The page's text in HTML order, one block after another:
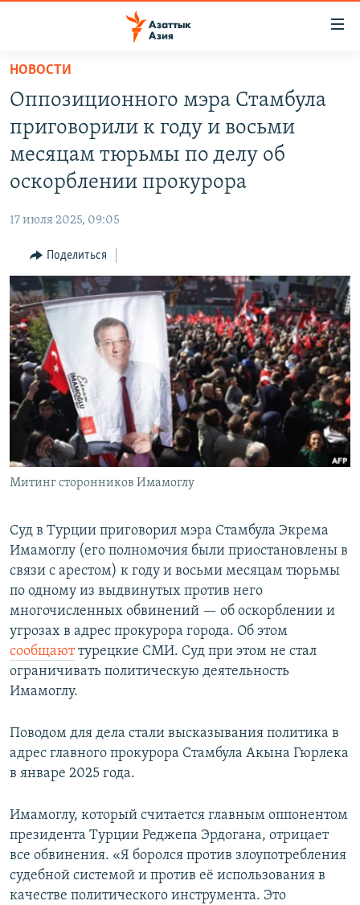
Вернуться
основному
содержанию
Вернутся
главной
Вернутся
поиску
УЗБЕКИСТАН
ВОЙНА В УКРАИНЕ
НА ДРУГИХ ЯЗЫКАХ
ЎЗБЕКЧА
ТОҶИКӢ
TÜRKMENÇE
ПОДПИШИТЕСЬ НА НАС В СОЦСЕТЯХ
Все сайты РСЕ/РС
НОВОСТИ
Оппозиционного мэра Стамбула
приговорили к году и восьми
месяцам тюрьмы по делу об
оскорблении прокурора
17 июля 2025, 09:05
Поделиться
Митинг сторонников Имамоглу
Суд в Турции приговорил мэра Стамбула Экрема
Имамоглу (его полномочия были приостановлены в
связи с арестом) к году и восьми месяцам тюрьмы
по одному из выдвинутых против него
многочисленных обвинений — об оскорблении и
угрозах в адрес прокурора города. Об этом
сообщаюттурецкие СМИ. Суд при этом не стал
ограничивать политическую деятельность
Имамоглу.
Поводом для дела стали высказывания политика в
адрес главного прокурора Стамбула Акына Гюрлека
в январе 2025 года.
Имамоглу, который считается главным оппонентом
президента Турции Реджепа Эрдогана, отрицает
все обвинения. «Я боролся против злоупотребления
судебной системой и против её использования в
качестве политического инструмента. Это